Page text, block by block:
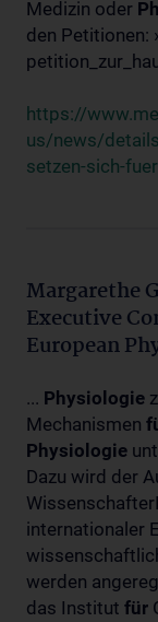
Medizin oder
den Petitionen:
https://
us/news/
setzen-sich-
Margarethe
Executive
European
... Physiologie
Mechanismen
Physiologie
Dazu wird der
internationaler
werden
das Institut für